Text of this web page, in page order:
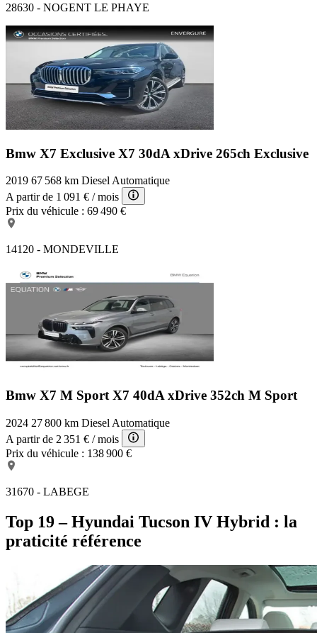
28630 - NOGENT LE PHAYE
Bmw X7 Exclusive X7 30dA xDrive 265ch Exclusive
2019 67 568 km Diesel Automatique
A partir de 1 091 € / mois
Prix du véhicule : 69 490 €
14120 - MONDEVILLE
Bmw X7 M Sport X7 40dA xDrive 352ch M Sport
2024 27 800 km Diesel Automatique
A partir de 2 351 € / mois
Prix du véhicule : 138 900 €
31670 - LABEGE
Top 19 – Hyundai Tucson IV Hybrid : la
praticité référence